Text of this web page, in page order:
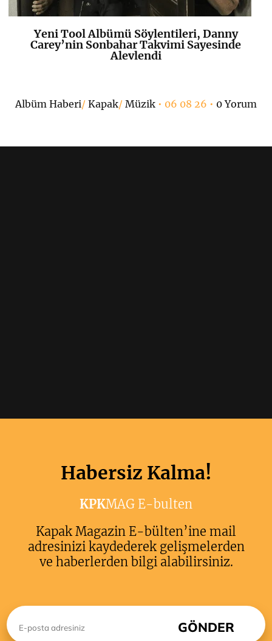
K+
Yeni Tool Albümü Söylentileri, Danny
Carey’nin Sonbahar Takvimi Sayesinde
Alevlendi
Albüm Haberi/ Kapak/ Müzik• 06 08 26 • 0 Yorum
Habersiz Kalma!
KPKMAG E-bulten
Kapak Magazin E-bülten’ine mail
adresinizi kaydederek gelişmelerden
ve haberlerden bilgi alabilirsiniz.